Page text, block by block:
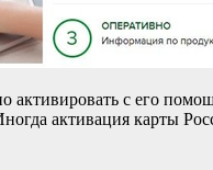
активировать с его
активация карты